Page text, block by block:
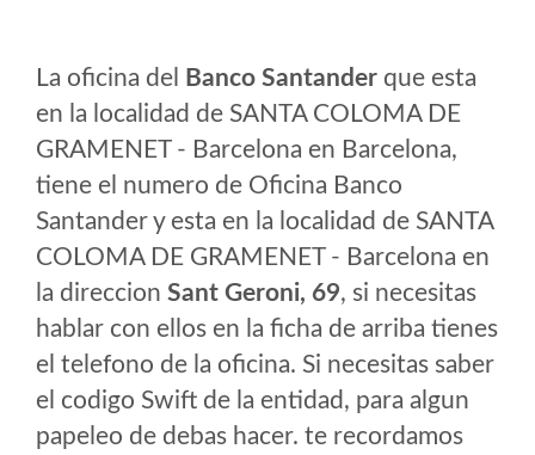
La oficina del Banco Santander que esta
en la localidad de SANTA COLOMA DE
GRAMENET - Barcelona en Barcelona,
tiene el numero de Oficina Banco
Santander y esta en la localidad de SANTA
COLOMA DE GRAMENET - Barcelona en
la direccion Sant Geroni, 69, si necesitas
hablar con ellos en la ficha de arriba tienes
el telefono de la oficina. Si necesitas saber
el codigo Swift de la entidad, para algun
papeleo de debas hacer. te recordamos